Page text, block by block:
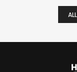
ALL